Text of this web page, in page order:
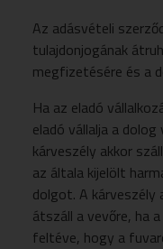
Az adásvételi
tulajdonjogának
megfizetésére és a
Ha az eladó
eladó vállalja a
kárveszély akkor
az általa kijelölt
dolgot. A
átszáll a vevőre, ha
feltéve, hogy a